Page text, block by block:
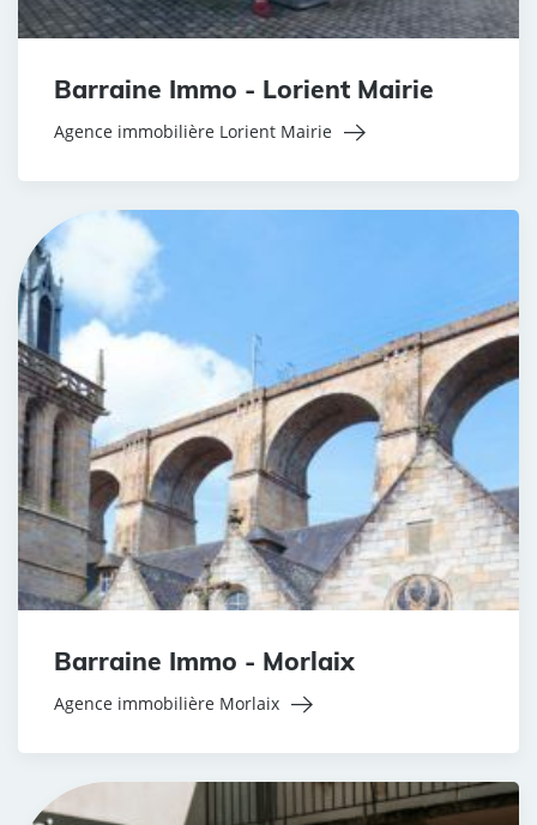
Barraine Immo - Lorient Mairie
Agence immobilière Lorient Mairie
Barraine Immo - Morlaix
Agence immobilière Morlaix